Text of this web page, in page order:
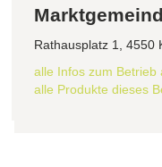
Rathausplatz 1, 4550
alle Infos zum Betrieb
alle Produkte dieses